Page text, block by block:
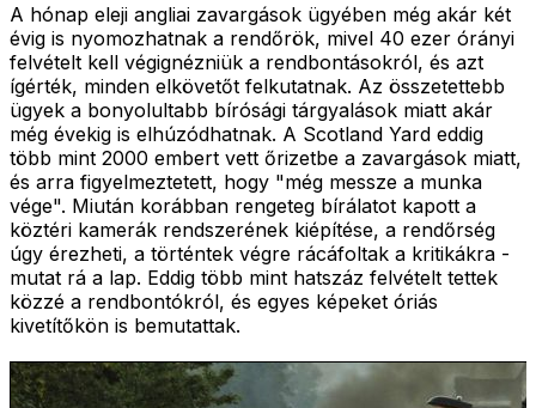
A hónap eleji angliai zavargások ügyében még akár két
évig is nyomozhatnak a rendőrök, mivel 40 ezer órányi
felvételt kell végignézniük a rendbontásokról, és azt
ígérték, minden elkövetőt felkutatnak. Az összetettebb
ügyek a bonyolultabb bírósági tárgyalások miatt akár
még évekig is elhúzódhatnak. A Scotland Yard eddig
több mint 2000 embert vett őrizetbe a zavargások miatt,
és arra figyelmeztetett, hogy "még messze a munka
vége". Miután korábban rengeteg bírálatot kapott a
köztéri kamerák rendszerének kiépítése, a rendőrség
úgy érezheti, a történtek végre rácáfoltak a kritikákra -
mutat rá a lap. Eddig több mint hatszáz felvételt tettek
közzé a rendbontókról, és egyes képeket óriás
kivetítőkön is bemutattak.